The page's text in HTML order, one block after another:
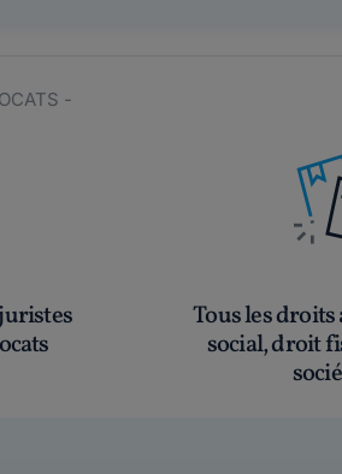
-
Tous les droits
social, droit